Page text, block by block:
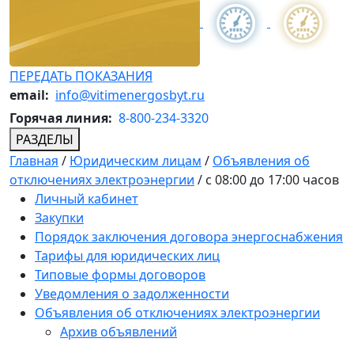
ПЕРЕДАТЬ ПОКАЗАНИЯ
email: info@vitimenergosbyt.ru
Горячая линия: 8-800-234-3320
РАЗДЕЛЫ
Главная / Юридическим лицам / Объявления об
отключениях электроэнергии / с 08:00 до 17:00 часов
Личный кабинет
Закупки
Порядок заключения договора энергоснабжения
Тарифы для юридических лиц
Типовые формы договоров
Уведомления о задолженности
Объявления об отключениях электроэнергии
Архив объявлений